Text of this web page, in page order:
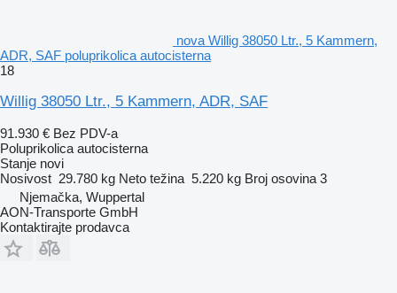
nova Willig 38050 Ltr., 5 Kammern,
ADR, SAF poluprikolica autocisterna
18
Willig 38050 Ltr., 5 Kammern, ADR, SAF
91.930 € Bez PDV-a
Poluprikolica autocisterna
Stanje novi
Nosivost 29.780 kg Neto težina 5.220 kg Broj osovina 3
Njemačka, Wuppertal
AON-Transporte GmbH
Kontaktirajte prodavca